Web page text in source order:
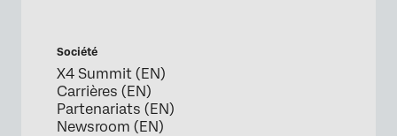
Société
X4 Summit (EN)
Carrières (EN)
Partenariats (EN)
Newsroom (EN)